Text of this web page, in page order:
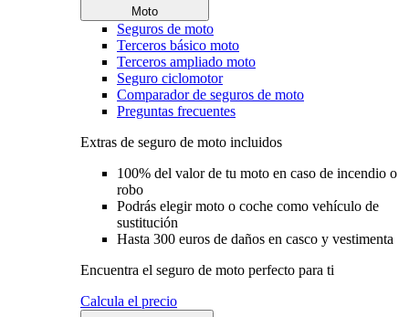
Moto
Seguros de moto
Terceros básico moto
Terceros ampliado moto
Seguro ciclomotor
Comparador de seguros de moto
Preguntas frecuentes
Extras de seguro de moto incluidos
100% del valor de tu moto en caso de incendio o
robo
Podrás elegir moto o coche como vehículo de
sustitución
Hasta 300 euros de daños en casco y vestimenta
Encuentra el seguro de moto perfecto para ti
Calcula el precio